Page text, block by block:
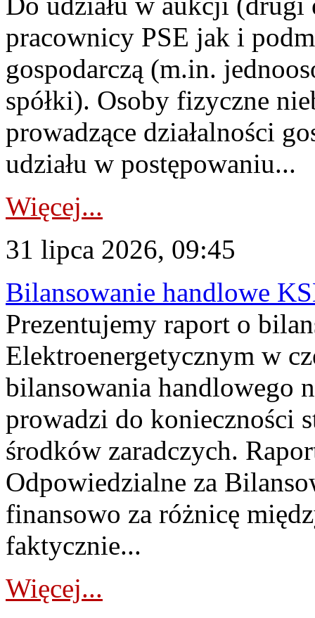
pracownicy PSE jak i
gospodarczą (m.in.
spółki). Osoby fizyczne
prowadzące działalności
udziału w postępowaniu...
Więcej...
31 lipca 2026, 09:45
Bilansowanie handlowe
Prezentujemy raport o
Elektroenergetycznym w
bilansowania handlowego
prowadzi do konieczności
środków zaradczych.
Odpowiedzialne za
finansowo za różnicę
faktycznie...
Więcej...